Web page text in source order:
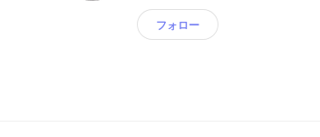
フォロー